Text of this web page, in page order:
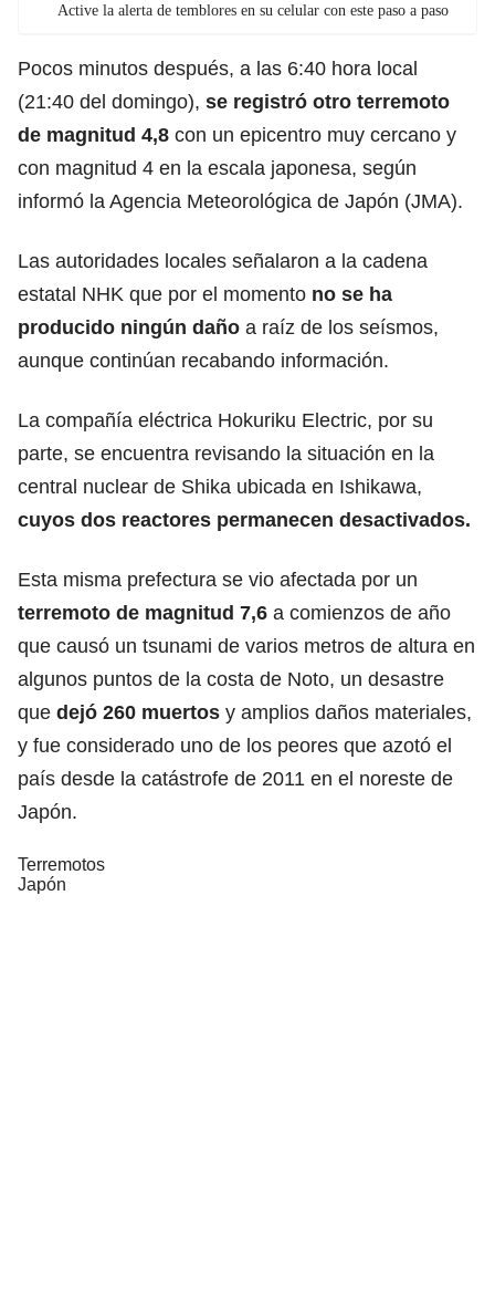
Active la alerta de temblores en su celular con este paso a paso
Pocos minutos después, a las 6:40 hora local
(21:40 del domingo), se registró otro terremoto
de magnitud 4,8 con un epicentro muy cercano y
con magnitud 4 en la escala japonesa, según
informó la Agencia Meteorológica de Japón (JMA).
Las autoridades locales señalaron a la cadena
estatal NHK que por el momento no se ha
producido ningún daño a raíz de los seísmos,
aunque continúan recabando información.
La compañía eléctrica Hokuriku Electric, por su
parte, se encuentra revisando la situación en la
central nuclear de Shika ubicada en Ishikawa,
cuyos dos reactores permanecen desactivados.
Esta misma prefectura se vio afectada por un
terremoto de magnitud 7,6 a comienzos de año
que causó un tsunami de varios metros de altura en
algunos puntos de la costa de Noto, un desastre
que dejó 260 muertos y amplios daños materiales,
y fue considerado uno de los peores que azotó el
país desde la catástrofe de 2011 en el noreste de
Japón.
Terremotos
Japón